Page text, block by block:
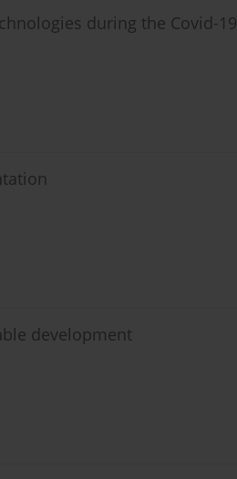
during the Covid-
development